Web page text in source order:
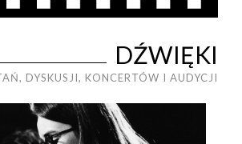
DŹWIĘKI
DYSKUSJI, KONCERTÓW I AUDYCJI